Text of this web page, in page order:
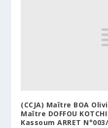
(CCJA) Maître BOA
Maître DOFFOU
Kassoum ARRET